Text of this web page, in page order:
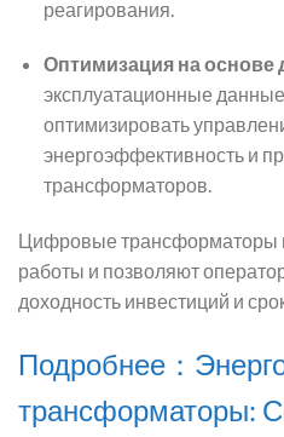
реагирования.
Оптимизация на основе
эксплуатационные
оптимизировать
энергоэффективность и
трансформаторов.
Цифровые трансформаторы
работы и позволяют
доходность инвестиций и
Подробнее：
трансформаторы: